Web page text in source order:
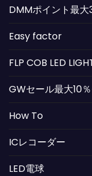
DMMポイント最大
Easy factor
FLP COB LED
GWセール最大10
How To
ICレコーダー
LED電球